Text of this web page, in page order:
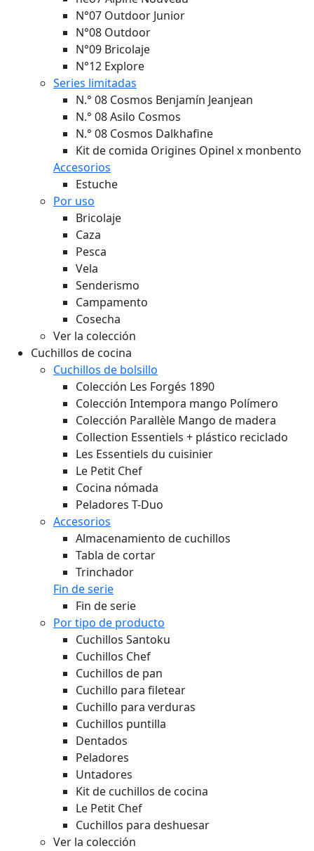
N°07 Outdoor Junior
N°08 Outdoor
N°09 Bricolaje
N°12 Explore
Series limitadas
N.° 08 Cosmos Benjamín Jeanjean
N.° 08 Asilo Cosmos
N.° 08 Cosmos Dalkhafine
Kit de comida Origines Opinel x monbento
Accesorios
Estuche
Por uso
Bricolaje
Caza
Pesca
Vela
Senderismo
Campamento
Cosecha
Ver la colección
Cuchillos de cocina
Cuchillos de bolsillo
Colección Les Forgés 1890
Colección Intempora mango Polímero
Colección Parallèle Mango de madera
Collection Essentiels + plástico reciclado
Les Essentiels du cuisinier
Le Petit Chef
Cocina nómada
Peladores T-Duo
Accesorios
Almacenamiento de cuchillos
Tabla de cortar
Trinchador
Fin de serie
Fin de serie
Por tipo de producto
Cuchillos Santoku
Cuchillos Chef
Cuchillos de pan
Cuchillo para filetear
Cuchillo para verduras
Cuchillos puntilla
Dentados
Peladores
Untadores
Kit de cuchillos de cocina
Le Petit Chef
Cuchillos para deshuesar
Ver la colección